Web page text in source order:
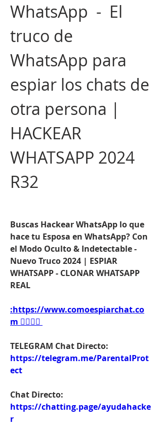
WhatsApp  -  El
truco de
WhatsApp para
espiar los chats de
otra persona |
HACKEAR
WHATSAPP 2024
R32
Buscas Hackear WhatsApp lo que
hace tu Esposa en WhatsApp? Con
el Modo Oculto & Indetectable -
Nuevo Truco 2024 | ESPIAR
WHATSAPP - CLONAR WHATSAPP
REAL
:https://www.comoespiarchat.co
m 👈🏻👈🏻
TELEGRAM Chat Directo:
https://telegram.me/ParentalProt
ect
Chat Directo:
https://chatting.page/ayudahacke
r